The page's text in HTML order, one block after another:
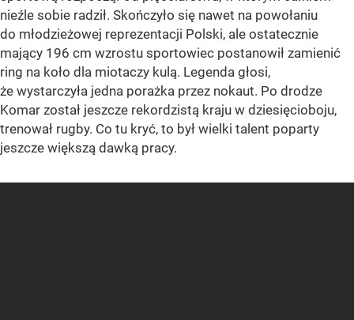
nieźle sobie radził. Skończyło się nawet na powołaniu
do młodzieżowej reprezentacji Polski, ale ostatecznie
mający 196 cm wzrostu sportowiec postanowił zamienić
ring na koło dla miotaczy kulą. Legenda głosi,
że wystarczyła jedna porażka przez nokaut. Po drodze
Komar został jeszcze rekordzistą kraju w dziesięcioboju,
trenował rugby. Co tu kryć, to był wielki talent poparty
jeszcze większą dawką pracy.